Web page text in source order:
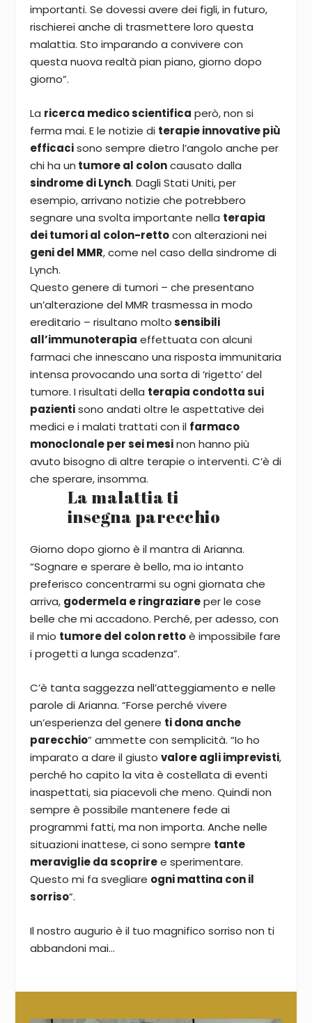
importanti. Se dovessi avere dei figli, in futuro,
rischierei anche di trasmettere loro questa
malattia. Sto imparando a convivere con
questa nuova realtà pian piano, giorno dopo
giorno”.
La ricerca medico scientifica però, non si
ferma mai. E le notizie di terapie innovative più
efficacisono sempre dietro l’angolo anche per
chi ha un tumore al coloncausato dalla
sindrome di Lynch. Dagli Stati Uniti, per
esempio, arrivano notizie che potrebbero
segnare una svolta importante nella terapia
dei tumori al colon-rettocon alterazioni nei
geni del MMR, come nel caso della sindrome di
Lynch.
Questo genere di tumori – che presentano
un’alterazione del MMR trasmessa in modo
ereditario – risultano moltosensibili
all’immunoterapia effettuata con alcuni
farmaci che innescano una risposta immunitaria
intensa provocando una sorta di ‘rigetto’ del
tumore. I risultati della terapia condotta sui
pazientisono andati oltre le aspettative dei
medici e i malati trattati con il farmaco
monoclonale per sei mesinon hanno più
avuto bisogno di altre terapie o interventi. C’è di
che sperare, insomma.
La malattia ti
insegna parecchio
Giorno dopo giorno è il mantra di Arianna.
“Sognare e sperare è bello, ma io intanto
preferisco concentrarmi su ogni giornata che
arriva, godermela e ringraziareper le cose
belle che mi accadono. Perché, per adesso, con
il mio tumore del colon rettoè impossibile fare
i progetti a lunga scadenza”.
C’è tanta saggezza nell’atteggiamento e nelle
parole di Arianna. “Forse perché vivere
un’esperienza del genere ti dona anche
parecchio” ammette con semplicità. “Io ho
imparato a dare il giusto valore agli imprevisti,
perché ho capito la vita è costellata di eventi
inaspettati, sia piacevoli che meno. Quindi non
sempre è possibile mantenere fede ai
programmi fatti, ma non importa. Anche nelle
situazioni inattese, ci sono sempre tante
meraviglie da scopriree sperimentare.
Questo mi fa svegliare ogni mattina con il
sorriso”.
Il nostro augurio è il tuo magnifico sorriso non ti
abbandoni mai…